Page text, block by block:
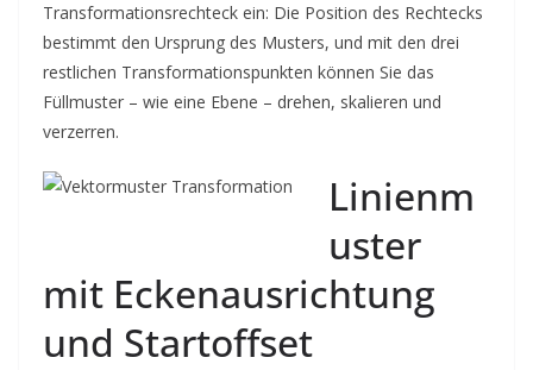
Transformationsrechteck ein: Die Position des Rechtecks
bestimmt den Ursprung des Musters, und mit den drei
restlichen Transformationspunkten können Sie das
Füllmuster – wie eine Ebene – drehen, skalieren und
verzerren.
Linienm
uster
mit Eckenausrichtung
und Startoffset